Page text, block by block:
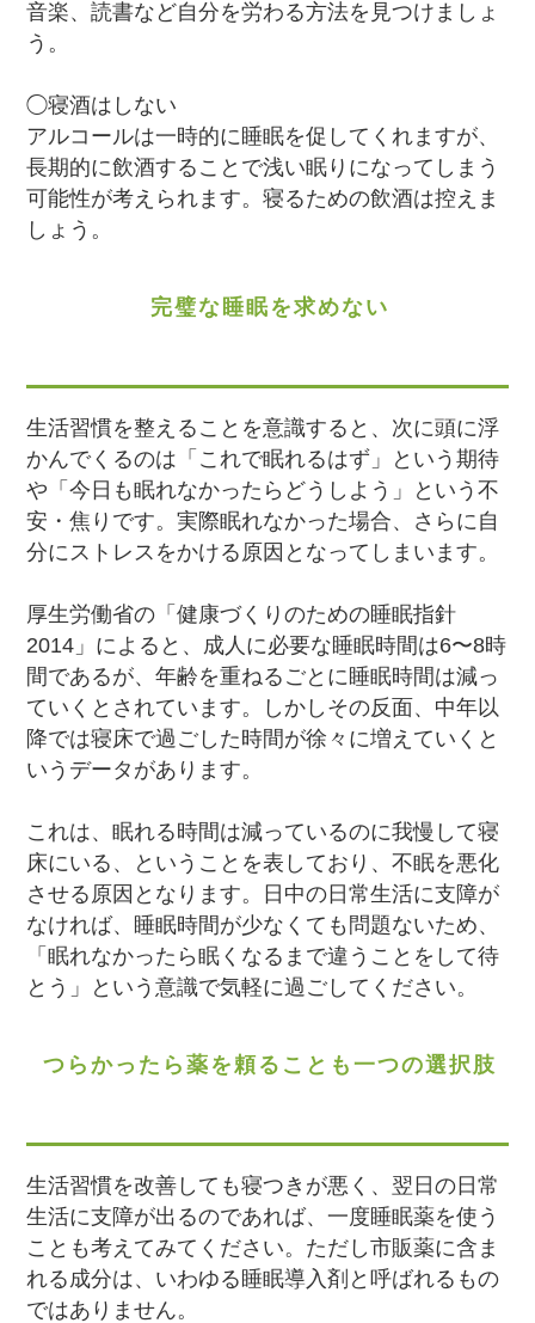
音楽、読書など自分を労わる方法を見つけましょ
う。
◯寝酒はしない
アルコールは一時的に睡眠を促してくれますが、
長期的に飲酒することで浅い眠りになってしまう
可能性が考えられます。寝るための飲酒は控えま
しょう。
完璧な睡眠を求めない
生活習慣を整えることを意識すると、次に頭に浮
かんでくるのは「これで眠れるはず」という期待
や「今日も眠れなかったらどうしよう」という不
安・焦りです。実際眠れなかった場合、さらに自
分にストレスをかける原因となってしまいます。
厚生労働省の「健康づくりのための睡眠指針
2014」によると、成人に必要な睡眠時間は6〜8時
間であるが、年齢を重ねるごとに睡眠時間は減っ
ていくとされています。しかしその反面、中年以
降では寝床で過ごした時間が徐々に増えていくと
いうデータがあります。
これは、眠れる時間は減っているのに我慢して寝
床にいる、ということを表しており、不眠を悪化
させる原因となります。日中の日常生活に支障が
なければ、睡眠時間が少なくても問題ないため、
「眠れなかったら眠くなるまで違うことをして待
とう」という意識で気軽に過ごしてください。
つらかったら薬を頼ることも一つの選択肢
生活習慣を改善しても寝つきが悪く、翌日の日常
生活に支障が出るのであれば、一度睡眠薬を使う
ことも考えてみてください。ただし市販薬に含ま
れる成分は、いわゆる睡眠導入剤と呼ばれるもの
ではありません。